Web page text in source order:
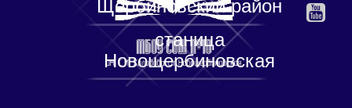
Щербиновский район
станица
Новощербиновская